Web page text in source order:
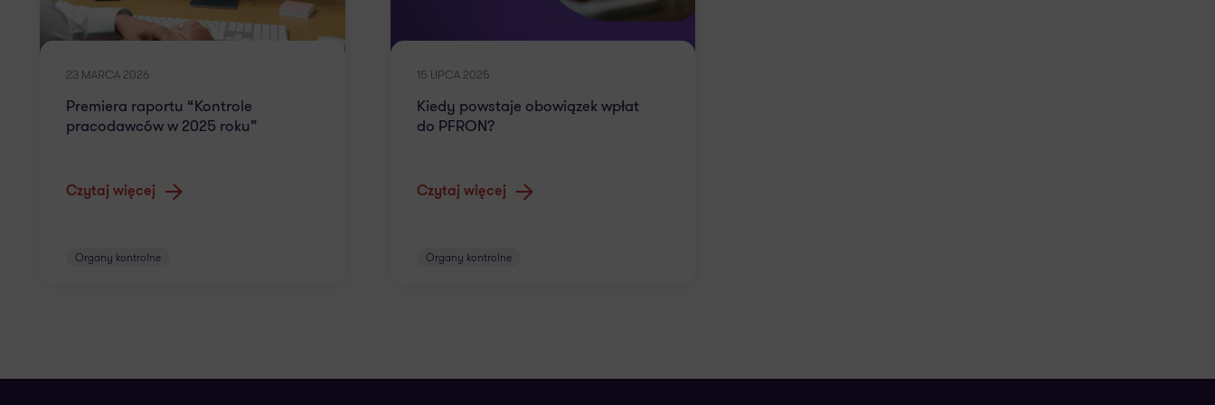
23 MARCA 2026
Premiera raportu “Kontrole
pracodawców w 2025 roku”
Czytaj więcej
Organy kontrolne
15 LIPCA 2025
Kiedy powstaje obowiązek wpłat
do PFRON?
Czytaj więcej
Organy kontrolne